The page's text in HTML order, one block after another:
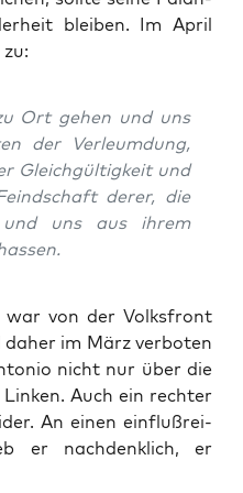
blei­ben. Im April
Ort gehen und uns
der Ver­leum­dung,
Gleich­gül­tig­keit und
derer, die
uns aus ihrem
war von der Volks­front
im März ver­bo­ten
nicht nur über die
Auch ein rech­ter
An einen ein­fluß­rei­
er nach­denk­lich, er